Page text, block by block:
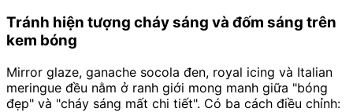
Tránh hiện tượng cháy sáng và đốm sáng trên
kem bóng
Mirror glaze, ganache socola đen, royal icing và Italian
meringue đều nằm ở ranh giới mong manh giữa "bóng
đẹp" và "cháy sáng mất chi tiết". Có ba cách điều chỉnh: